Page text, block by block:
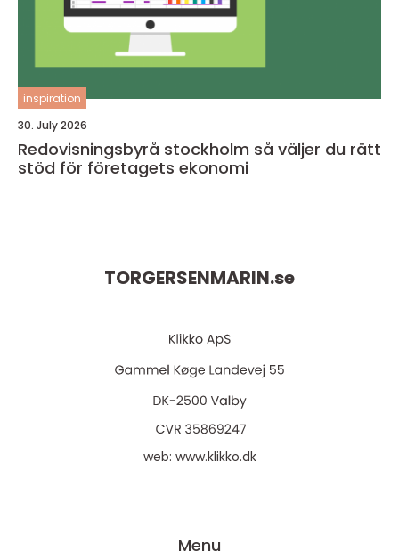
inspiration
30. July 2026
Redovisningsbyrå stockholm så väljer du rätt
stöd för företagets ekonomi
TORGERSENMARIN.se
web: www.klikko.dk
Menu